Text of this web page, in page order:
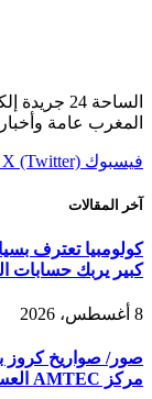
الساحة 24
المغرب عامة
فيسبوك X (Twitter)
آخر المقالات
كولومبيا تعترف
كبير يربك حسابات
8 أغسطس، 2026
صور/ صواريخ كروز
مركز AMTEC العسكري الأمريكي في طانطان؟